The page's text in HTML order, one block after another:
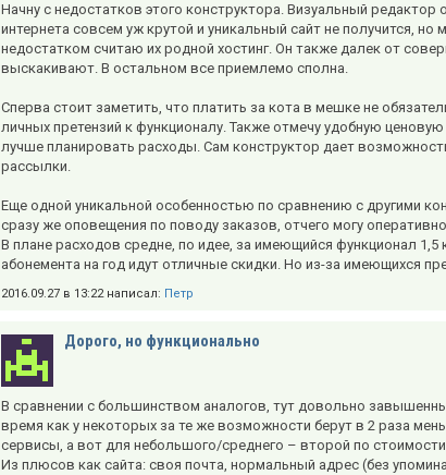
Начну с недостатков этого конструктора. Визуальный
интернета совсем уж крутой и уникальный сайт не получится,
недостатком считаю их родной хостинг. Он также далек от
выскакивают. В остальном все приемлемо сполна.
Сперва стоит заметить, что платить за кота в мешке не
личных претензий к функционалу. Также отмечу удобную
лучше планировать расходы. Сам конструктор дает
рассылки.
Еще одной уникальной особенностью по сравнению с другими
сразу же оповещения по поводу заказов, отчего могу
В плане расходов средне, по идее, за имеющийся функционал
абонемента на год идут отличные скидки. Но из-за имеющихся
2016.09.27 в 13:22 написал: Петр
Дорого, но функционально
В сравнении с большинством аналогов, тут довольно
время как у некоторых за те же возможности берут в 2 раза
сервисы, а вот для небольшого/среднего – второй по
Из плюсов как сайта: своя почта, нормальный адрес (без